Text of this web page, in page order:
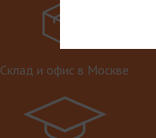
Склад и офис в Москве